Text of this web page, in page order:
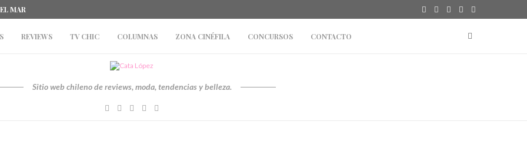
MAR
REVIEWS TV CHIC COLUMNAS ZONA CINÉFILA CONCURSOS CONTACTO
Sitio web chileno de reviews, moda, tendencias y belleza.